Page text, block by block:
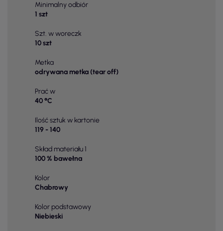
Minimalny odbiór
1 szt
Szt. w woreczk
10 szt
Metka
odrywana metka (tear off)
Prać w
40 °C
Ilość sztuk w kartonie
119 - 140
Skład materiału 1
100 % bawełna
Kolor
Chabrowy
Kolor podstawowy
Niebieski